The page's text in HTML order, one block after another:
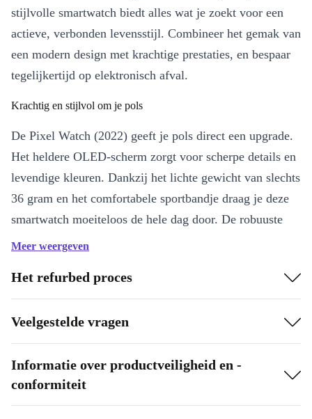
stijlvolle smartwatch biedt alles wat je zoekt voor een
actieve, verbonden levensstijl. Combineer het gemak van
een modern design met krachtige prestaties, en bespaar
tegelijkertijd op elektronisch afval.
Krachtig en stijlvol om je pols
De Pixel Watch (2022) geeft je pols direct een upgrade.
Het heldere OLED-scherm zorgt voor scherpe details en
levendige kleuren. Dankzij het lichte gewicht van slechts
36 gram en het comfortabele sportbandje draag je deze
smartwatch moeiteloos de hele dag door. De robuuste
roestvrijstalen behuizing maakt de Pixel Watch ideaal
dagelijkse voortgang in hoge resolutie (450 x 450).
favoriete apps, agenda en notificaties, direct op je pols.
Slimme sensoren:
bij met de geavanceerde bewegingssensoren en barometer.
Meer weergeven
Het refurbed proces
Veelgestelde vragen
Informatie over productveiligheid en -
conformiteit